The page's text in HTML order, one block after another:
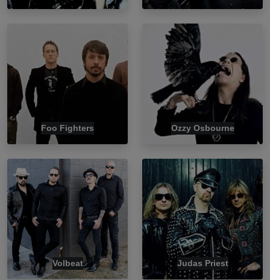
Foo Fighters Ozzy Osbourne
Volbeat Judas Priest